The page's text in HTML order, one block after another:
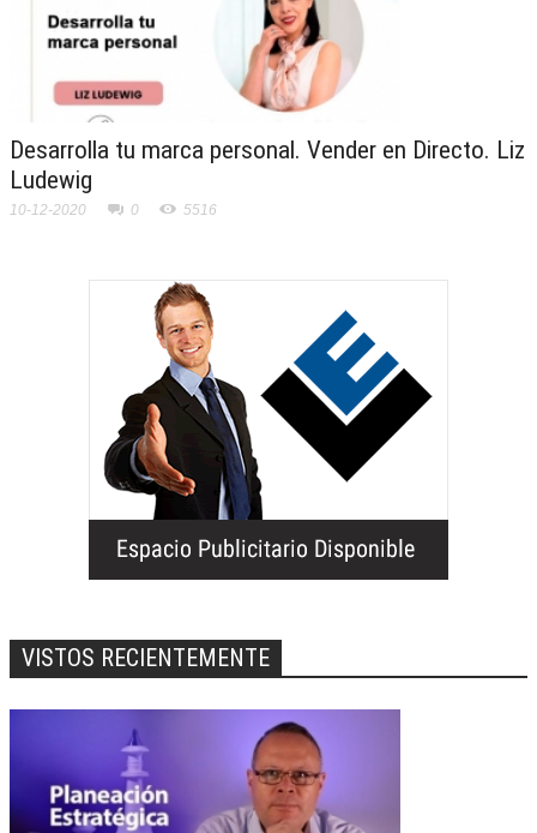
Desarrolla tu marca personal. Vender en Directo. Liz
Ludewig
10-12-2020 0 5516
VISTOS RECIENTEMENTE